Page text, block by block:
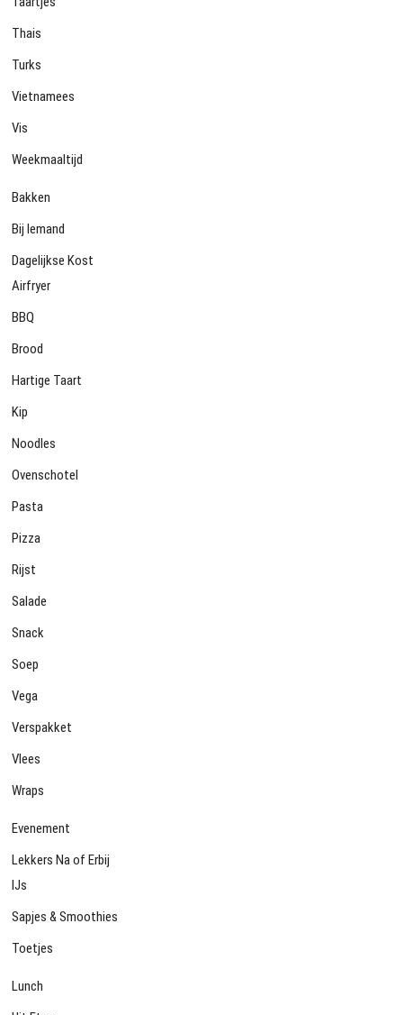
Thais
Turks
Vietnamees
Vis
Weekmaaltijd
Bakken
Bij Iemand
Dagelijkse Kost
Airfryer
BBQ
Brood
Hartige Taart
Kip
Noodles
Ovenschotel
Pasta
Pizza
Rijst
Salade
Snack
Soep
Vega
Verspakket
Vlees
Wraps
Evenement
Lekkers Na of Erbij
IJs
Sapjes & Smoothies
Toetjes
Lunch